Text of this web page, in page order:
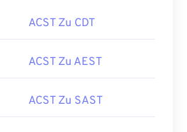
ACST Zu CDT
ACST Zu AEST
ACST Zu SAST